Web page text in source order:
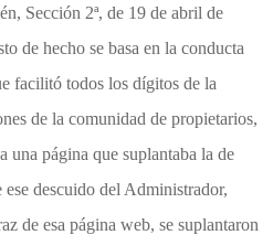
Sección 2ª, de 19 de abril de
de hecho se basa en la conducta
facilitó todos los dígitos de la
de la comunidad de propietarios,
una página que suplantaba la de
descuido del Administrador,
de esa página web, se suplantaron